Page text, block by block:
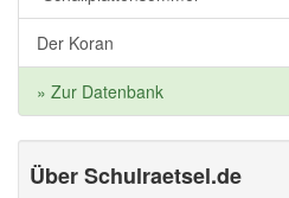
Der Koran
» Zur Datenbank
Über Schulraetsel.de